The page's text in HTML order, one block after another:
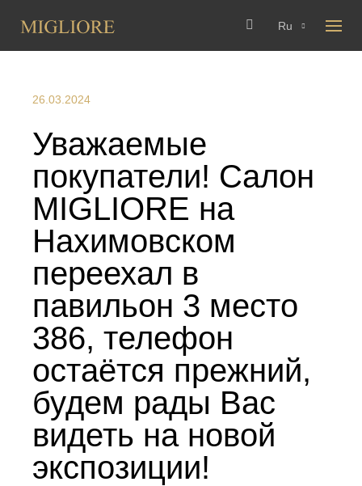
Ru
26.03.2024
Уважаемые
покупатели! Салон
MIGLIORE на
Нахимовском
переехал в
павильон 3 место
386, телефон
остаётся прежний,
будем рады Вас
видеть на новой
экспозиции!